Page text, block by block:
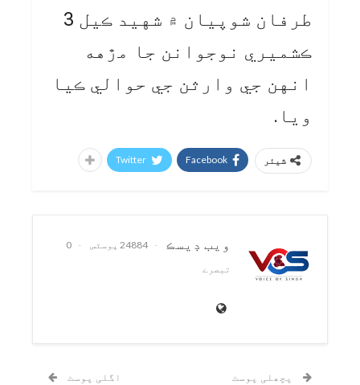
طرفان شوپيان ۾ شهيد ڪيل 3
ڪشميري نوجوانن جا مڙهه
انهن جي وارثن جي حوالي ڪيا
ويا.
شیئر Facebook
Twitter
ويب ڊيسڪ 24884 پوسٹس
0
تبصرے
پچھلی پوسٹ اگلی پوسٹ